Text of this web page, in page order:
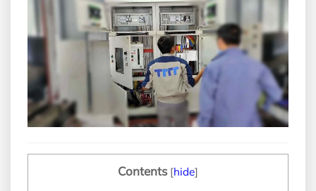
Contents [hide]